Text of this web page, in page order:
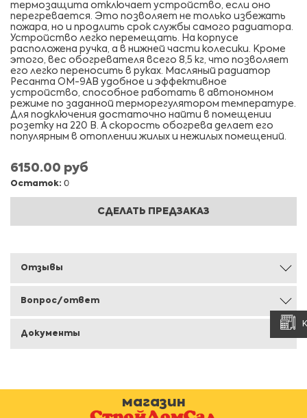
термозащита отключает устройство, если оно
перегревается. Это позволяет не только избежать
пожара, но и продлить срок службы самого радиатора.
Устройство легко перемещать. На корпусе
расположена ручка, а в нижней части колесики. Кроме
этого, вес обогревателя всего 8,5 кг, что позволяет
его легко переносить в руках. Масляный радиатор
Ресанта ОМ-9АВ удобное и эффективное
устройство, способное работать в автономном
режиме по заданной терморегулятором температуре.
Для подключения достаточно найти в помещении
розетку на 220 В. А скорость обогрева делает его
популярным в отоплении жилых и нежилых помещений.
6150.00 руб
Остаток: 0
СДЕЛАТЬ ПРЕДЗАКАЗ
Отзывы
Вопрос/ответ
Документы
магазин